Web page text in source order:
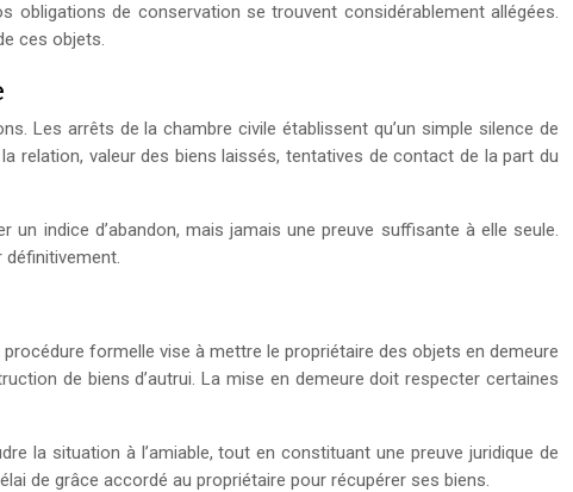
obligations de conservation se trouvent considérablement allégées.
ces objets.
Les arrêts de la chambre civile établissent qu’un simple silence de
relation, valeur des biens laissés, tentatives de contact de la part du
indice d’abandon, mais jamais une preuve suffisante à elle seule.
définitivement.
formelle vise à mettre le propriétaire des objets en demeure
de biens d’autrui. La mise en demeure doit respecter certaines
la situation à l’amiable, tout en constituant une preuve juridique de
de grâce accordé au propriétaire pour récupérer ses biens.